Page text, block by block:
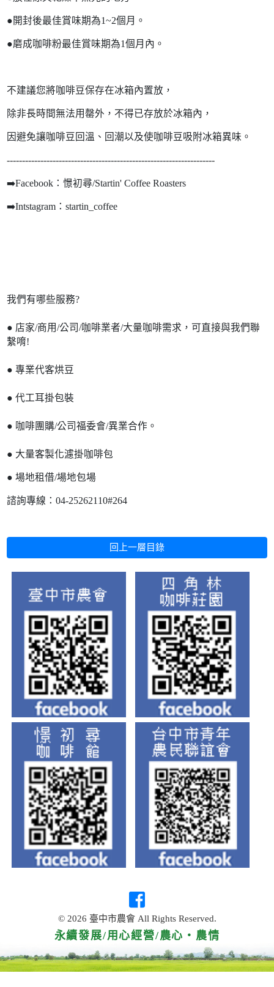
●開封後最佳賞味期為1~2個月。
●磨成咖啡粉最佳賞味期為1個月內。
不建議您將咖啡豆保存在冰箱內置放，
除非長時間無法用罄外，不得已存放於冰箱內，
因避免讓咖啡豆回溫、回潮以及使咖啡豆吸附冰箱異味。
--------------------------------------------------------------------
➡️Facebook：憬初尋/Startin' Coffee Roasters
➡️Intstagram：startin_coffee
我們有哪些服務?
● 店家/商用/公司/咖啡業者/大量咖啡需求，可直接與我們聯
繫唷!
● 專業代客烘豆
● 代工耳掛包裝
● 咖啡團購/公司福委會/異業合作。
● 大量客製化濾掛咖啡包
● 場地租借/場地包場
諮詢專線：04-25262110#264
回上一層目錄
© 2026 臺中市農會 All Rights Reserved.
永續發展/用心經營/農心‧農情